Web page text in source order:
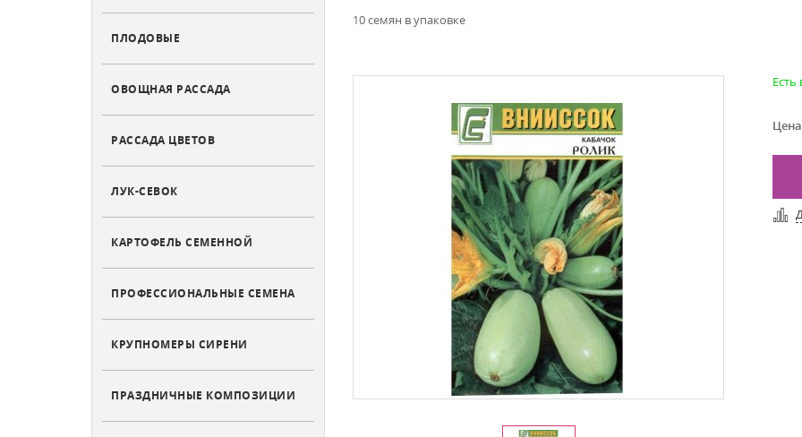
ПЛОДОВЫЕ
ОВОЩНАЯ РАССАДА
РАССАДА ЦВЕТОВ
ЛУК-СЕВОК
КАРТОФЕЛЬ СЕМЕННОЙ
ПРОФЕССИОНАЛЬНЫЕ СЕМЕНА
КРУПНОМЕРЫ СИРЕНИ
ПРАЗДНИЧНЫЕ КОМПОЗИЦИИ
10 семян в упаковке
Есть